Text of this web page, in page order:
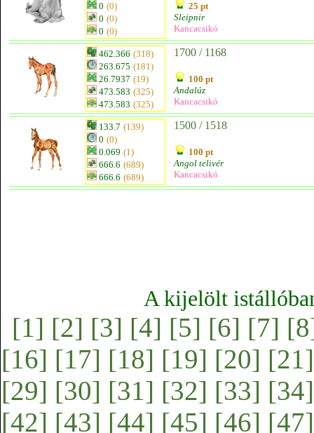
0 (0)
0 (0)
0 (0)
25 pt
Sleipnir
Kancacsikó
462.366 (318)
263.675 (181)
26.7937 (19)
473.583 (325)
473.583 (325)
1700 / 1168
100 pt
Andalúz
Kancacsikó
133.7 (139)
0 (0)
0.069 (1)
666.6 (689)
666.6 (689)
1500 / 1518
100 pt
Angol telivér
Kancacsikó
A kijelölt
[1] [2] [3] [4] [5] [6] [7]
[16] [17] [18] [19] [20] [21]
[29] [30] [31] [32] [33] [34]
[42] [43] [44] [45] [46] [47]